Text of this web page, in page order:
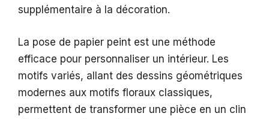
supplémentaire à la décoration.
La pose de papier peint est une méthode
efficace pour personnaliser un intérieur. Les
motifs variés, allant des dessins géométriques
modernes aux motifs floraux classiques,
permettent de transformer une pièce en un clin